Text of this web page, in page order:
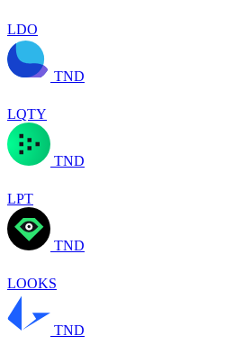
LDO
TND
LQTY
TND
LPT
TND
LOOKS
TND